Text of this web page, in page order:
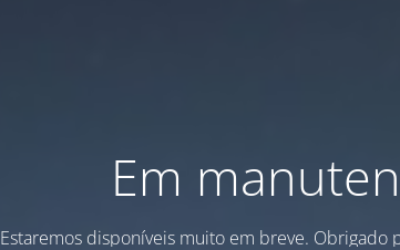
Em
Estaremos disponíveis muito em breve. Obrigado